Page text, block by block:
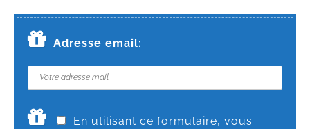
Adresse email:
En utilisant ce formulaire, vous